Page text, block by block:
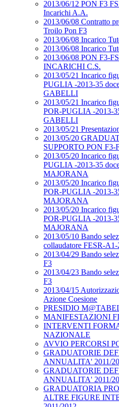
2013/06/12 PON F3
Incarichi A.A.
2013/06/08 Contratto
Troilo Pon F3
2013/06/08 Incarico
2013/06/08 Incarico
2013/06/08 PON F3-
INCARICHI C.S.
2013/05/21 Incarico
PUGLIA -2013-35
GABELLI
2013/05/21 Incarico
POR-PUGLIA -2013-
GABELLI
2013/05/21
2013/05/20
SUPPORTO PON F3-
2013/05/20 Incarico
PUGLIA -2013-35
MAJORANA
2013/05/20 Incarico
POR-PUGLIA -2013-
MAJORANA
2013/05/20 Incarico
POR-PUGLIA -2013-
MAJORANA
2013/05/10 Bando
collaudatore FESR-A1-
2013/04/29 Bando
F3
2013/04/23 Bando
F3
2013/04/15
Azione Coesione
PRESIDIO
MANIFESTAZIONI
INTERVENTI
NAZIONALE
AVVIO PERCORSI
GRADUATORIE
ANNUALITA' 2011/
GRADUATORIE
ANNUALITA' 2011/
GRADUATORIA
ALTRE FIGURE